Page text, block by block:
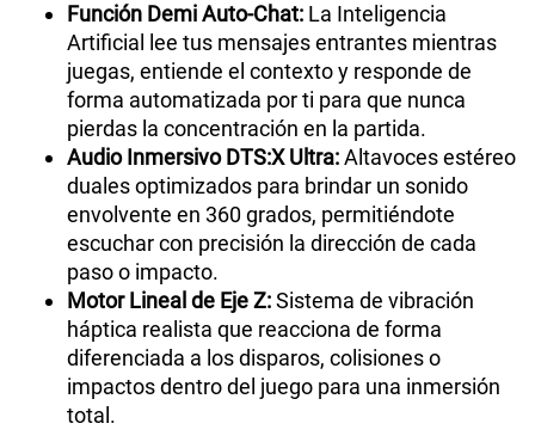
Función Demi Auto-Chat: La Inteligencia
Artificial lee tus mensajes entrantes mientras
juegas, entiende el contexto y responde de
forma automatizada por ti para que nunca
pierdas la concentración en la partida.
Audio Inmersivo DTS:X Ultra:Altavoces estéreo
duales optimizados para brindar un sonido
envolvente en 360 grados, permitiéndote
escuchar con precisión la dirección de cada
paso o impacto.
Motor Lineal de Eje Z:Sistema de vibración
háptica realista que reacciona de forma
diferenciada a los disparos, colisiones o
impactos dentro del juego para una inmersión
total.